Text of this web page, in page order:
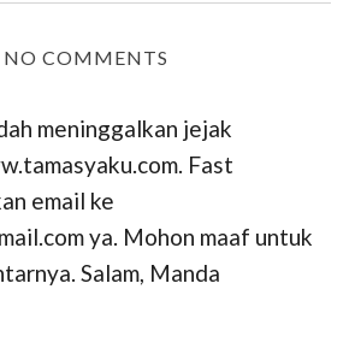
NO COMMENTS
meninggalkan jejak
Fast
email ke
ya. Mohon maaf untuk
Salam, Manda